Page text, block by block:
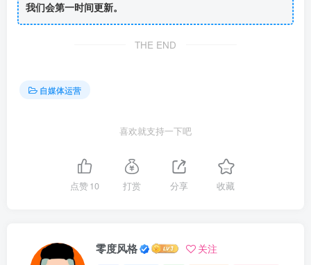
我们会第一时间更新。
THE END
自媒体运营
喜欢就支持一下吧
点赞10 打赏 分享 收藏
零度风格 关注